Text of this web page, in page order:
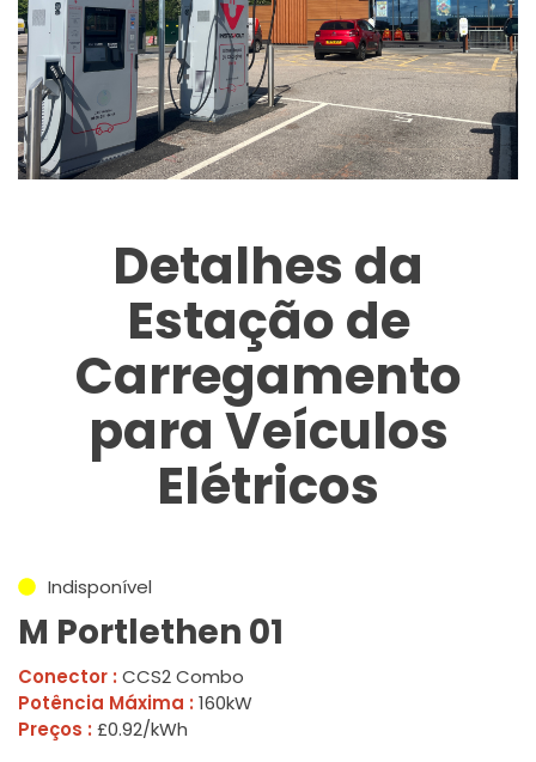
Detalhes da
Estação de
Carregamento
para Veículos
Elétricos
Indisponível
M Portlethen 01
Conector : CCS2 Combo
Potência Máxima : 160kW
Preços : £0.92/kWh